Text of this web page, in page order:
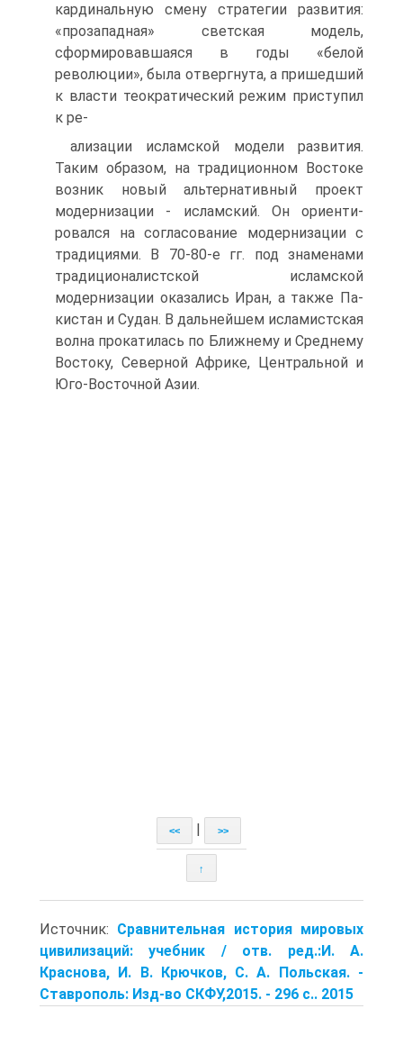
кардинальную смену стратегии развития:
«прозападная» светская модель,
сформировавшаяся в годы «белой
революции», была отвергнута, а пришедший
к власти теократический режим приступил
к ре-
ализации исламской модели развития.
Таким образом, на традиционном Востоке
возник новый альтернативный проект
модернизации - исламский. Он ориенти­
ровался на согласование модернизации с
традициями. В 70-80-е гг. под знамена­ми
традиционалистской исламской
модернизации оказались Иран, а также Па­
кистан и Судан. В дальнейшем исламистская
волна прокатилась по Ближнему и Среднему
Востоку, Северной Африке, Центральной и
Юго-Восточной Азии.
<< >>
↑
Источник: Сравнительная история мировых
цивилизаций: учебник / отв. ред.:И. А.
Краснова, И. В. Крючков, С. А. Польская. -
Ставрополь: Изд-во СКФУ,2015. - 296 с.. 2015